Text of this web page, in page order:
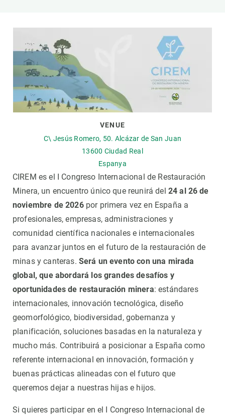
VENUE
C\ Jesús Romero, 50. Alcázar de San Juan
13600 Ciudad Real
Espanya
CIREM es el I Congreso Internacional de Restauración
Minera, un encuentro único que reunirá del 24 al 26 de
noviembre de 2026por primera vez en España a
profesionales, empresas, administraciones y
comunidad científica nacionales e internacionales
para avanzar juntos en el futuro de la restauración de
minas y canteras. Será un evento con una mirada
global, que abordará los grandes desafíos y
oportunidades de restauración minera: estándares
internacionales, innovación tecnológica, diseño
geomorfológico, biodiversidad, gobernanza y
planificación, soluciones basadas en la naturaleza y
mucho más. Contribuirá a posicionar a España como
referente internacional en innovación, formación y
buenas prácticas alineadas con el futuro que
queremos dejar a nuestras hijas e hijos.
Si quieres participar en el I Congreso Internacional de
NOTÍCIES I AGENDA